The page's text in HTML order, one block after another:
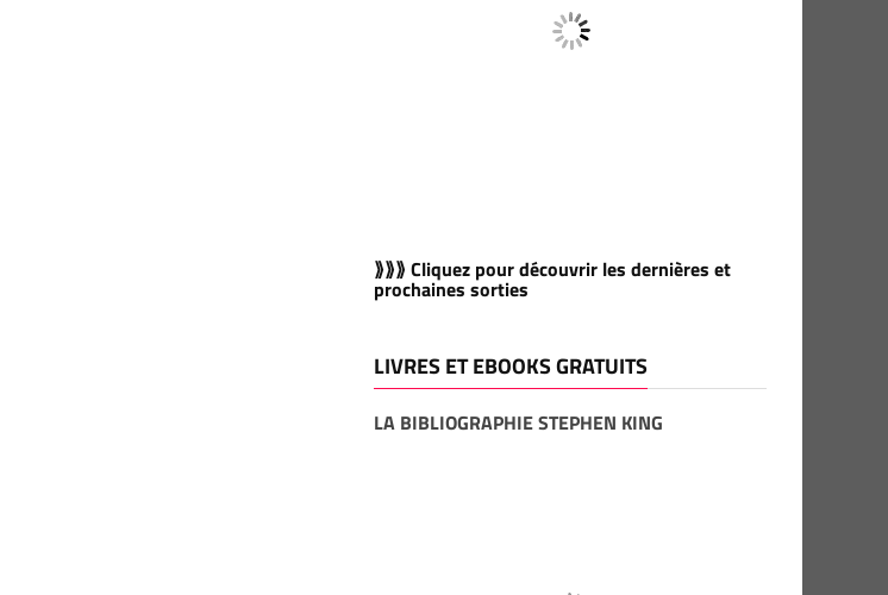
⟫⟫⟫ Cliquez pour découvrir les dernières et
prochaines sorties
LIVRES ET EBOOKS GRATUITS
LA BIBLIOGRAPHIE STEPHEN KING